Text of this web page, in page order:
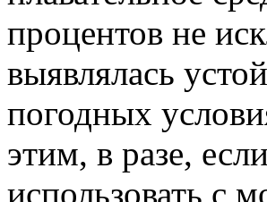
процентов не
выявлялась
погодных
этим, в разе,
использовать с